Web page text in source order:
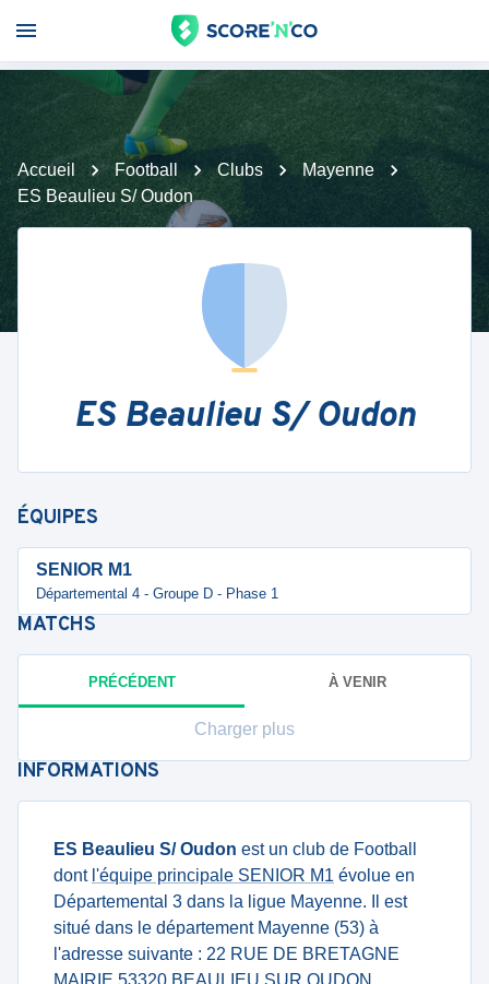
Accueil Football Clubs
Mayenne
ES Beaulieu S/ Oudon
ES Beaulieu S/ Oudon
ÉQUIPES
SENIOR M1
Départemental 4 - Groupe D - Phase 1
MATCHS
PRÉCÉDENT À VENIR
Charger plus
INFORMATIONS
ES Beaulieu S/ Oudon est un club de Football
dont l'équipe principale SENIOR M1 évolue en
Départemental 3 dans la ligue Mayenne. Il est
situé dans le département Mayenne (53) à
l'adresse suivante : 22 RUE DE BRETAGNE
MAIRIE 53320 BEAULIEU SUR OUDON.